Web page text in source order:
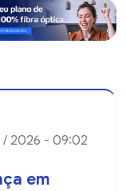
/ 2026 - 09:02
em